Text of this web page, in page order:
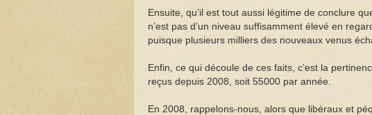
Ensuite, qu’il est tout aussi légitime de conclure
n’est pas d’un niveau suffisamment élevé en
puisque plusieurs milliers des nouveaux venus
Enfin, ce qui découle de ces faits, c’est la
reçus depuis 2008, soit 55000 par année.
En 2008, rappelons-nous, alors que libéraux et